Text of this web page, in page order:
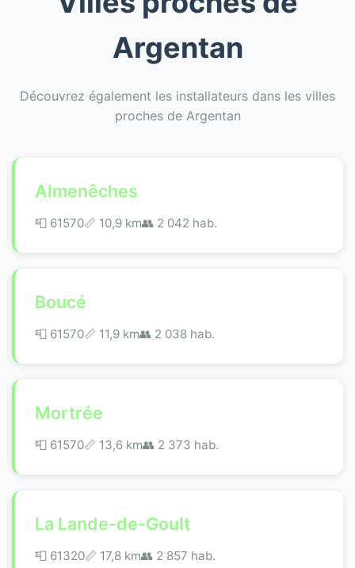
Argentan
Découvrez également les installateurs dans les villes
proches de Argentan
Almenêches
📮 61570📏 10,9 km👥 2 042 hab.
Boucé
📮 61570📏 11,9 km👥 2 038 hab.
Mortrée
📮 61570📏 13,6 km👥 2 373 hab.
La Lande-de-Goult
📮 61320📏 17,8 km👥 2 857 hab.